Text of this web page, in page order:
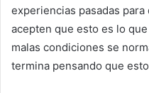
experiencias pasadas
acepten que esto es lo
malas condiciones se
termina pensando que